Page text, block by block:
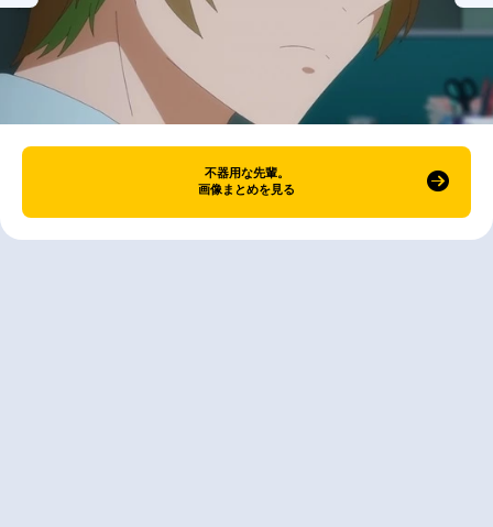
不器用な先輩。
画像まとめを見る